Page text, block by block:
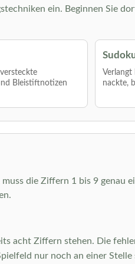
ein. Beginnen Sie
Bleistiftnotizen
nackte,
die Ziffern 1 bis 9
acht Ziffern stehen. Die
nur noch an einer